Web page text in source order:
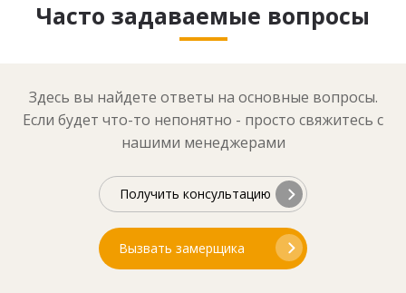
Часто задаваемые вопросы
Здесь вы найдете ответы на основные вопросы.
Если будет что-то непонятно - просто свяжитесь с
нашими менеджерами
Получить консультацию
Вызвать замерщика